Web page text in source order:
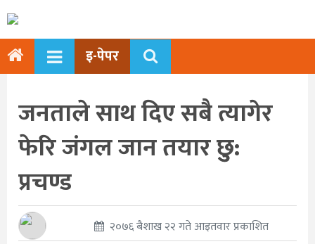
इ-पेपर
जनताले साथ दिए सबै त्यागेर
फेरि जंगल जान तयार छुु:
प्रचण्ड
२०७६ बैशाख २२ गते आइतवार प्रकाशित